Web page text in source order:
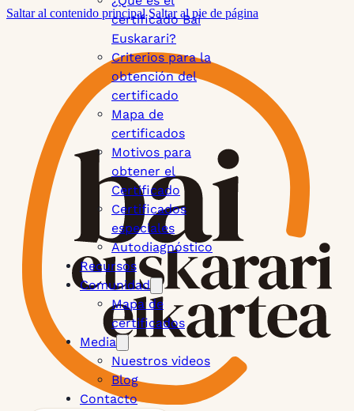
Saltar al contenido principal Saltar al pie de página
certificado Bai
Euskarari?
Criterios para la
obtención del
certificado
Mapa de
certificados
Motivos para
obtener el
Certificado
Certificados
especiales
Autodiagnóstico
Recursos
Comunidad
Mapa de
certificados
Media
Nuestros videos
Blog
Contacto